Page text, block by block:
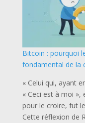
Bitcoin : pourquoi
fondamental de la
« Celui qui, ayant
« Ceci est à moi »,
pour le croire, fut
Cette réflexion de